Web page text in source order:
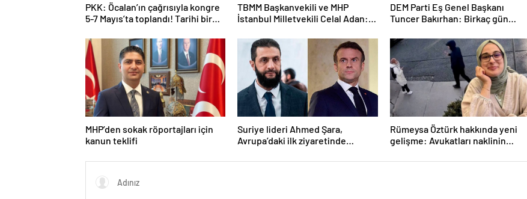
PKK: Öcalan’ın çağrısıyla kongre
5-7 Mayıs’ta toplandı! Tarihi bir
TBMM Başkanvekili ve MHP
İstanbul Milletvekili Celal Adan:
DEM Parti Eş Genel Başkanı
Tuncer Bakırhan: Birkaç gün
açıklanacak
MHP’den sokak röportajları için
kanun teklifi
Suriye lideri Ahmed Şara,
Avrupa’daki ilk ziyaretinde
Rümeysa Öztürk hakkında yeni
gelişme: Avukatları naklinin